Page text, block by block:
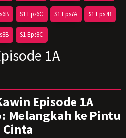
S1 Eps6C S1 Eps7A S1 Eps7B
S1 Eps8C
1A
Episode 1A
Melangkah ke Pintu
Cinta